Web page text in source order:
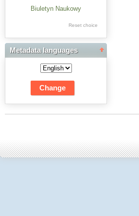
Biuletyn Naukowy
Res Academicae
Science Project Scripts
Biuletyn Informacyjny
WSP w Częstochowie
Reset choice
Metadata languages